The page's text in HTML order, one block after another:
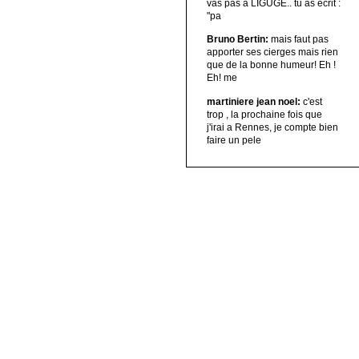
vas pas à LIGUGE.. tu as écrit :
"pa
Bruno Bertin: mais faut pas
apporter ses cierges mais rien
que de la bonne humeur! Eh !
Eh! me
martiniere jean noel: c'est
trop , la prochaine fois que
j'irai a Rennes, je compte bien
faire un pele